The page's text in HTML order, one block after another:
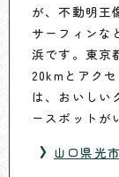
が、不動明王
サーフィンな
浜です。東京
20kmとアク
は、おいしい
ースポットが
山口県光